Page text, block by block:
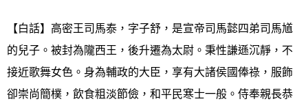
【白話】高密王司馬泰，字子舒，是宣帝司馬懿四弟司馬馗
的兒子。被封為隴西王，後升遷為太尉。秉性謙遜沉靜，不
接近歌舞女色。身為輔政的大臣，享有大諸侯國俸祿，服飾
卻崇尚簡樸，飲食粗淡節儉，和平民寒士一般。侍奉親長恭